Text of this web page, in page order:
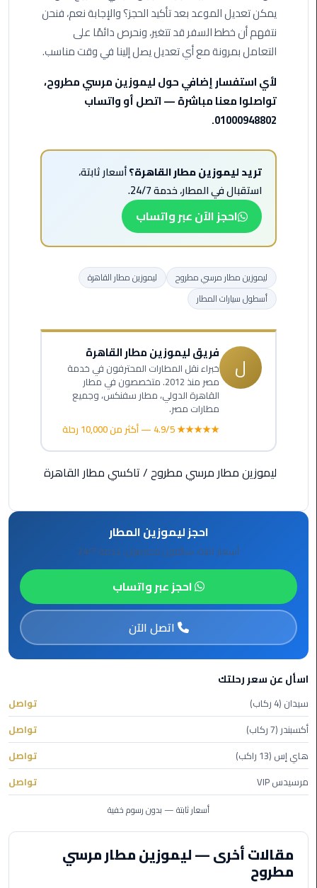
مرسى
مطروح
ليموزين
مطار
سفنكس
خدمة
دهب
القاهرة
والعكس
مرسيدس
العلمين
السويس
تاكسي
المطار
ليموزين
الاسكندريه
شرم
الشيخ
تاكسي
مطار
القاهرة
ليموزين
يمكن تعديل الموعد بعد تأكيد الحجز؟ والإجابة نعم، فنحن
نتفهم أن خطط السفر قد تتغير، ونحرص دائمًا على
التعامل بمرونة مع أي تعديل يصل إلينا في وقت مناسب.
لأي استفسار إضافي حول ليموزين مرسي مطروح،
تواصلوا معنا مباشرة — اتصل أو واتساب
01000948802.
تريد ليموزين مطار القاهرة؟أسعار ثابتة،
استقبال في المطار، خدمة 24/7.
احجز الآن عبر واتساب
ليموزين مطار مرسي مطروح
ليموزين مطار القاهرة
أسطول سيارات المطار
ل فريق ليموزين مطار القاهرة
خبراء نقل المطارات المحترفون في خدمة
مصر منذ 2012. متخصصون في مطار
القاهرة الدولي، مطار سفنكس، وجميع
مطارات مصر.
★★★★★ 4.9/5 — أكثر من 10,000 رحلة
ليموزين مطار مرسي مطروح/تاكسي مطار القاهرة
احجز ليموزين المطار
أسعار ثابتة، سائقون محترفون، خدمة 24/7
احجز عبر واتساب
اتصل الآن
اسأل عن سعر رحلتك
سيدان (4 ركاب)
تواصل
أكسبندر (7 ركاب)
تواصل
هاي إس (13 راكب)
تواصل
مرسيدس VIP
تواصل
أسعار ثابتة — بدون رسوم خفية
مقالات أخرى — ليموزين مطار مرسي
مطروح